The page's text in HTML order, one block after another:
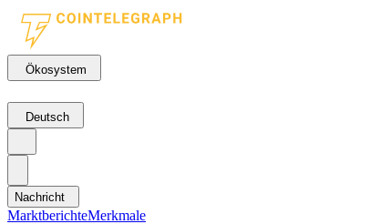
Ökosystem
Deutsch
Nachricht
MarktberichteMerkmale